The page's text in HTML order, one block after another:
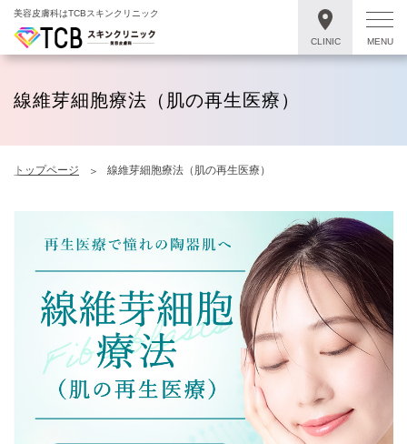
美容皮膚科はTCBスキンクリニック
線維芽細胞療法（肌の再生医療）
トップページ 線維芽細胞療法（肌の再生医療）
CLINIC MENU